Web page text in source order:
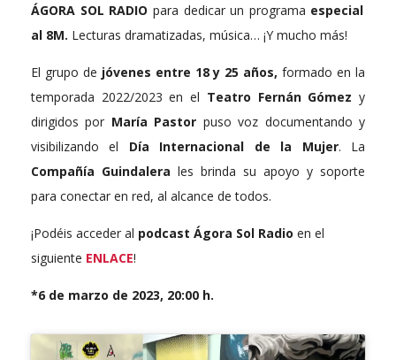
ÁGORA SOL RADIO para dedicar un programa especial
al 8M. Lecturas dramatizadas, música… ¡Y mucho más!
El grupo de jóvenes entre 18 y 25 años,formado en la
temporada 2022/2023 en el Teatro Fernán Gómezy
dirigidos por María Pastor puso voz documentando y
visibilizando el Día Internacional de la Mujer. La
Compañía Guindalera les brinda su apoyo y soporte
para conectar en red, al alcance de todos.
¡Podéis acceder al podcast Ágora Sol Radio en el
siguiente ENLACE!
*6 de marzo de 2023, 20:00 h.